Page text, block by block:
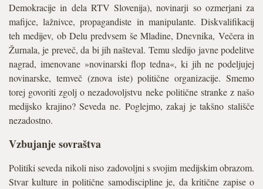
Demokracije in dela RTV Slovenija), novinarji so ozmerjani za
mafijce, lažnivce, propagandiste in manipulante. Diskvalifikacij
teh medijev, ob Delu predvsem še Mladine, Dnevnika, Večera in
Žurnala, je preveč, da bi jih našteval. Temu sledijo javne podelitve
nagrad, imenovane »novinarski flop tedna«, ki jih ne podeljujej
novinarske, temveč (znova iste) politične organizacije. Smemo
torej govoriti zgolj o nezadovoljstvu neke politične stranke z našo
medijsko krajino? Seveda ne. Poglejmo, zakaj je takšno stališče
nezadostno.
Vzbujanje sovraštva
Politiki seveda nikoli niso zadovoljni s svojim medijskim obrazom.
Stvar kulture in politične samodiscipline je, da kritične zapise o